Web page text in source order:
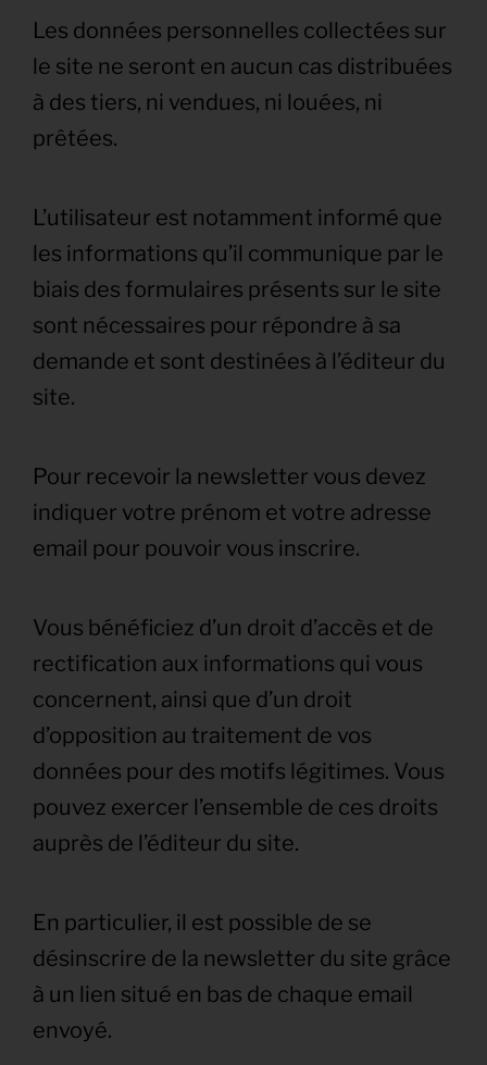
Les données personnelles collectées sur
le site ne seront en aucun cas distribuées
à des tiers, ni vendues, ni louées, ni
prêtées.
L’utilisateur est notamment informé que
les informations qu’il communique par le
biais des formulaires présents sur le site
sont nécessaires pour répondre à sa
demande et sont destinées à l’éditeur du
site.
Pour recevoir la newsletter vous devez
indiquer votre prénom et votre adresse
email pour pouvoir vous inscrire.
Vous bénéficiez d’un droit d’accès et de
rectification aux informations qui vous
concernent, ainsi que d’un droit
d’opposition au traitement de vos
données pour des motifs légitimes. Vous
pouvez exercer l’ensemble de ces droits
auprès de l’éditeur du site.
En particulier, il est possible de se
désinscrire de la newsletter du site grâce
à un lien situé en bas de chaque email
envoyé.